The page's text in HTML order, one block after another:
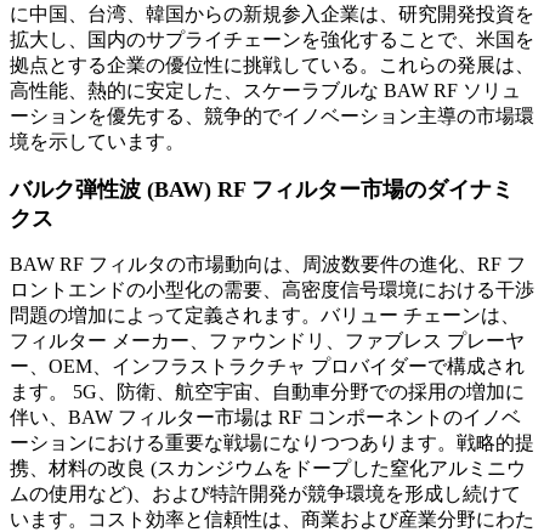
に中国、台湾、韓国からの新規参入企業は、研究開発投資を
拡大し、国内のサプライチェーンを強化することで、米国を
拠点とする企業の優位性に挑戦している。これらの発展は、
高性能、熱的に安定した、スケーラブルな BAW RF ソリュ
ーションを優先する、競争的でイノベーション主導の市場環
境を示しています。
バルク弾性波 (BAW) RF フィルター市場のダイナミ
クス
BAW RF フィルタの市場動向は、周波数要件の進化、RF フ
ロントエンドの小型化の需要、高密度信号環境における干渉
問題の増加によって定義されます。バリュー チェーンは、
フィルター メーカー、ファウンドリ、ファブレス プレーヤ
ー、OEM、インフラストラクチャ プロバイダーで構成され
ます。 5G、防衛、航空宇宙、自動車分野での採用の増加に
伴い、BAW フィルター市場は RF コンポーネントのイノベ
ーションにおける重要な戦場になりつつあります。戦略的提
携、材料の改良 (スカンジウムをドープした窒化アルミニウ
ムの使用など)、および特許開発が競争環境を形成し続けて
います。コスト効率と信頼性は、商業および産業分野にわた